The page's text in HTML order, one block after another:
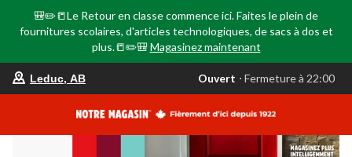
🎒✏️📒Le Retour en classe commence ici. Faites le plein de
fournitures scolaires, d'articles technologiques, de sacs à dos et
plus.📒✏️🎒 Magasinez maintenant
votre
est
AB,
Leduc, AB Ouvert ⋅ Fermeture à 22:00